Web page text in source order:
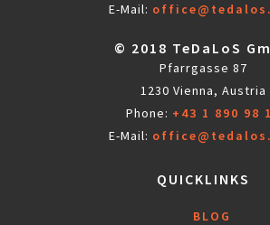
E-Mail:
© 2018 TeDaLoS
Pfarrgasse 87
1230 Vienna, Austria
Phone: +43 1 890 98
E-Mail:
QUICKLINKS
BLOG